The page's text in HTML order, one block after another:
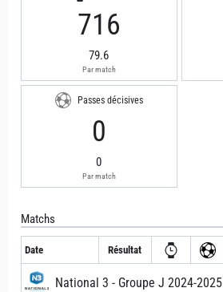
716
79.6
Par match
Passes décisives
0
0
Par match
Matchs
Date Résultat
National 3 - Groupe J 2024-2025